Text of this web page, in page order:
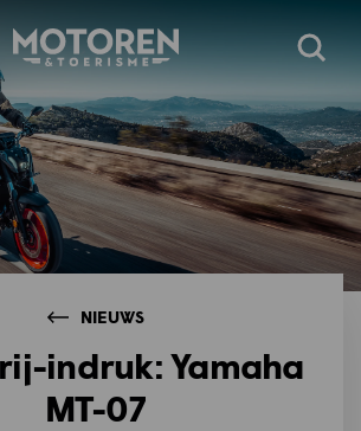
Homepage Zoeken
NIEUWS
indruk: Yamaha
MT-07